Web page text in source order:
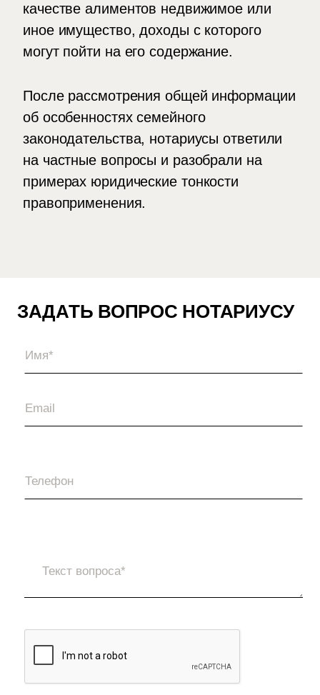
качестве алиментов недвижимое или
иное имущество, доходы с которого
могут пойти на его содержание.
После рассмотрения общей информации
об особенностях семейного
законодательства, нотариусы ответили
на частные вопросы и разобрали на
примерах юридические тонкости
правоприменения.
ЗАДАТЬ ВОПРОС НОТАРИУСУ